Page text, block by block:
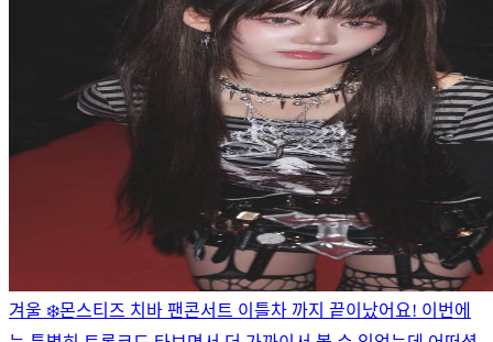
겨울 ❄️몬스티즈 치바 팬콘서트 이틀차 까지 끝이났어요! 이번에